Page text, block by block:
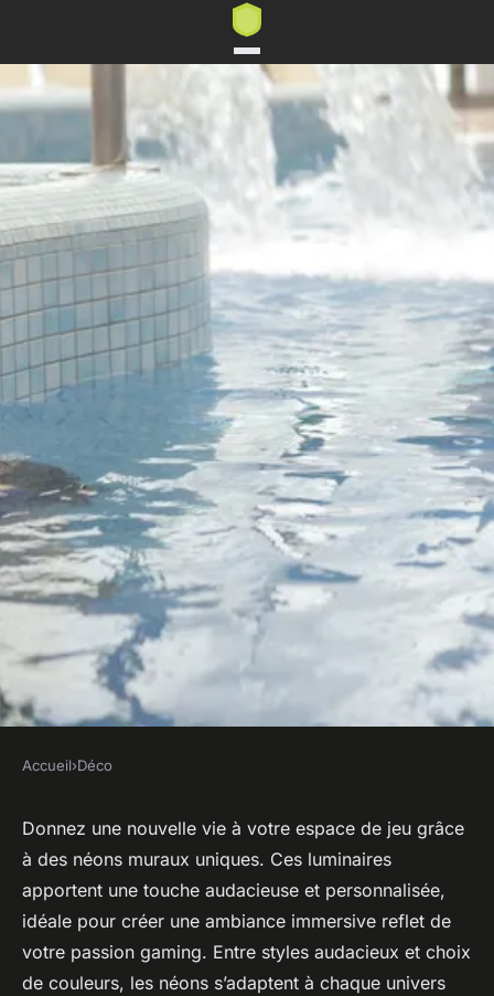
Transformez votre espace de
jeu avec des néons muraux
originaux !
Éva•23 octobre 2025•7 min de lecture
Accueil›Déco
Donnez une nouvelle vie à votre espace de jeu grâce
à des néons muraux uniques. Ces luminaires
apportent une touche audacieuse et personnalisée,
idéale pour créer une ambiance immersive reflet de
votre passion gaming. Entre styles audacieux et choix
de couleurs, les néons s’adaptent à chaque univers